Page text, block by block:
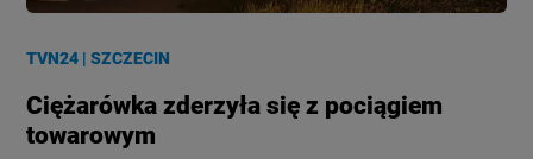
TVN24 |SZCZECIN
Ciężarówka zderzyła się z pociągiem
towarowym